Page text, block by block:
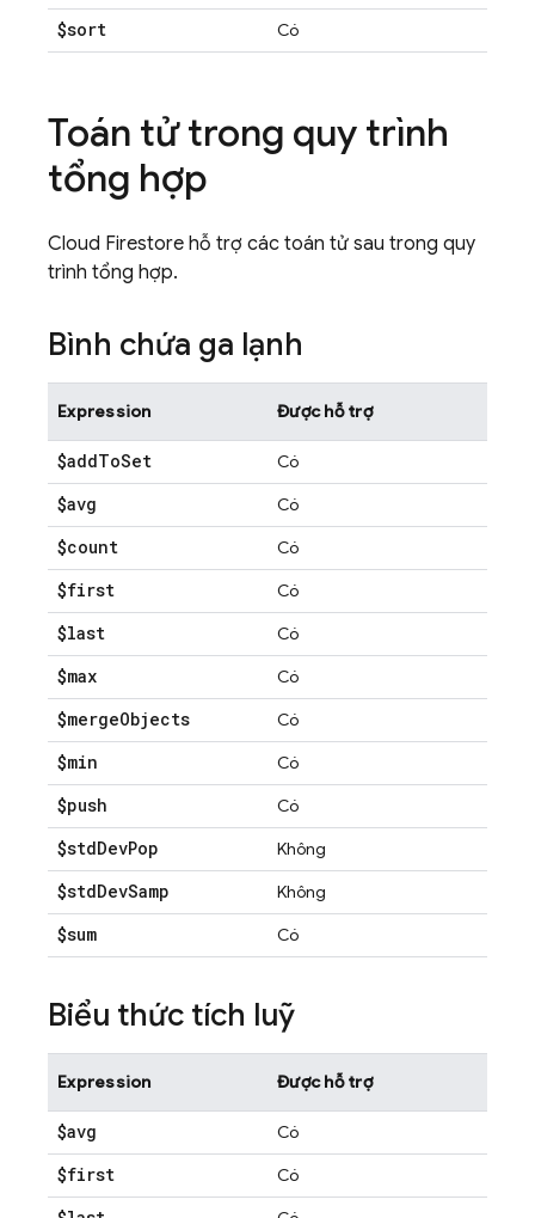
$sort Có
Toán tử trong quy trình
tổng hợp
Cloud Firestore hỗ trợ các toán tử sau trong quy
trình tổng hợp.
Bình chứa ga lạnh
Expression Được hỗ trợ
$addToSet Có
$avg Có
$count Có
$first Có
$last Có
$max Có
$mergeObjects Có
$min Có
$push Có
$stdDevPop Không
$stdDevSamp Không
$sum Có
Biểu thức tích luỹ
Expression Được hỗ trợ
$avg Có
$first Có